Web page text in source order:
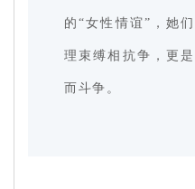
的“女性情谊”，她
理束缚相抗争，更
而斗争。